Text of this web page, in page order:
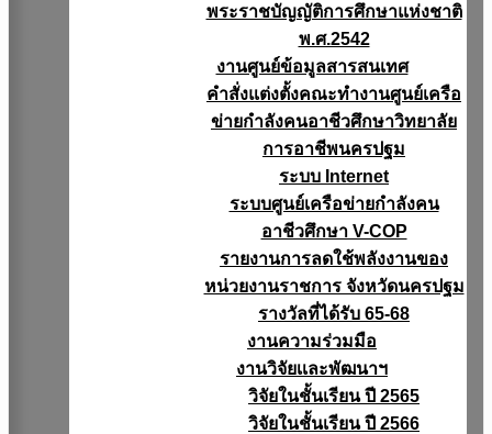
พระราชบัญญัติการศึกษาแห่งชาติ
พ.ศ.2542
งานศูนย์ข้อมูลสารสนเทศ
คำสั่งแต่งตั้งคณะทำงานศูนย์เครือ
ข่ายกำลังคนอาชีวศึกษาวิทยาลัย
การอาชีพนครปฐม
ระบบ Internet
ระบบศูนย์เครือข่ายกำลังคน
อาชีวศึกษา V-COP
รายงานการลดใช้พลังงานของ
หน่วยงานราชการ จังหวัดนครปฐม
รางวัลที่ได้รับ 65-68
งานความร่วมมือ
งานวิจัยเเละพัฒนาฯ
วิจัยในชั้นเรียน ปี 2565
วิจัยในชั้นเรียน ปี 2566